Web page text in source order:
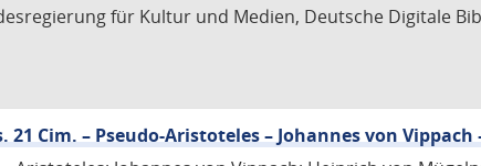
für Kultur und Medien, Deutsche Digitale
21 Cim. – Pseudo-Aristoteles – Johannes von